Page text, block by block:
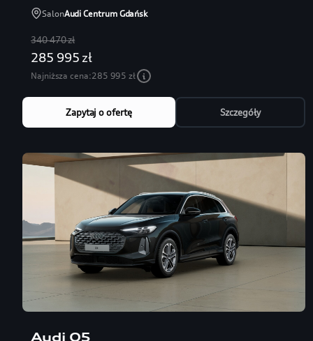
SalonAudi Centrum Gdańsk
340 470 zł
285 995 zł
Najniższa cena:285 995 zł
Zapytaj o ofertę Szczegóły
Audi Q5